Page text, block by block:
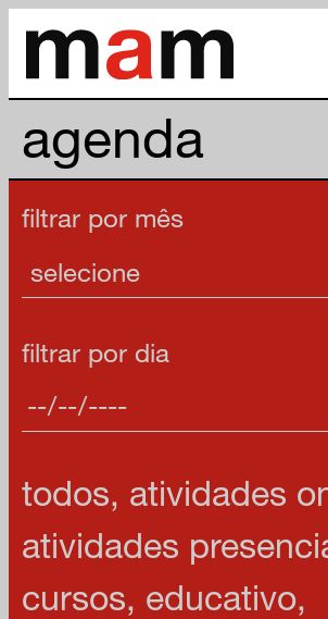
agenda
todos, atividades
atividades
cursos, educativo,
filtrar por mês
filtrar por dia